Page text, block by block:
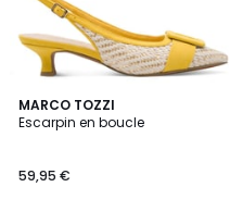
MARCO TOZZI
Escarpin en boucle
59,95 €
3
Couleurs